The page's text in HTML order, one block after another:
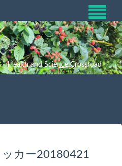
Health and Science Crossroad
カー20180421